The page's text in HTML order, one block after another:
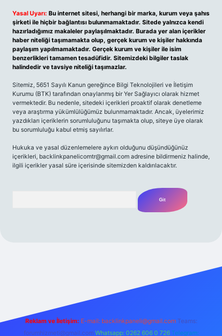
Yasal Uyarı: Bu internet sitesi, herhangi bir marka, kurum veya şahıs
şirketi ile hiçbir bağlantısı bulunmamaktadır. Sitede yalnızca kendi
hazırladığımız makaleler paylaşılmaktadır. Burada yer alan içerikler
haber niteliği taşımamakta olup, gerçek kurum ve kişiler hakkında
paylaşım yapılmamaktadır. Gerçek kurum ve kişiler ile isim
benzerlikleri tamamen tesadüfidir. Sitemizdeki bilgiler taslak
halindedir ve tavsiye niteliği taşımazlar.
Sitemiz, 5651 Sayılı Kanun gereğince Bilgi Teknolojileri ve İletişim
Kurumu (BTK) tarafından onaylanmış bir Yer Sağlayıcı olarak hizmet
vermektedir. Bu nedenle, sitedeki içerikleri proaktif olarak denetleme
veya araştırma yükümlülüğümüz bulunmamaktadır. Ancak, üyelerimiz
yazdıkları içeriklerin sorumluluğunu taşımakta olup, siteye üye olarak
bu sorumluluğu kabul etmiş sayılırlar.
Hukuka ve yasal düzenlemelere aykırı olduğunu düşündüğünüz
içerikleri, backlinkpanelicomtr@gmail.com adresine bildirmeniz halinde,
ilgili içerikler yasal süre içerisinde sitemizden kaldırılacaktır.
Reklam ve İletişim: E-mail: backlinkpaneli@gmail.com Teams:
forumhizmeti@gmail.com Whatsapp: 0262 606 0 726 Telegram: